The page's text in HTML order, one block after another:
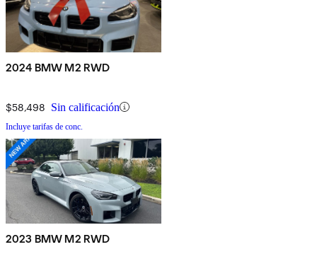
2024 BMW M2 RWD
$58,498 Sin calificación
Incluye tarifas de conc.
2023 BMW M2 RWD